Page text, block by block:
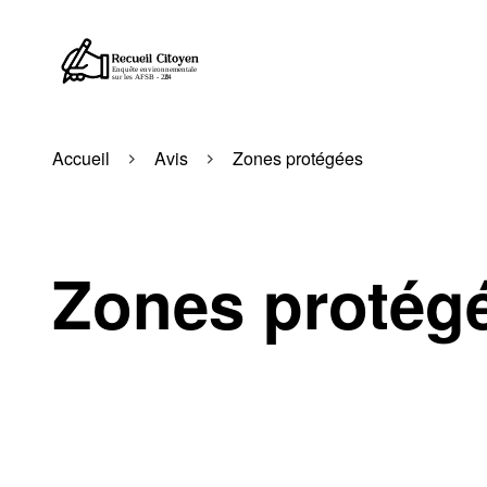
Accueil Avis Zones protégées
Zones